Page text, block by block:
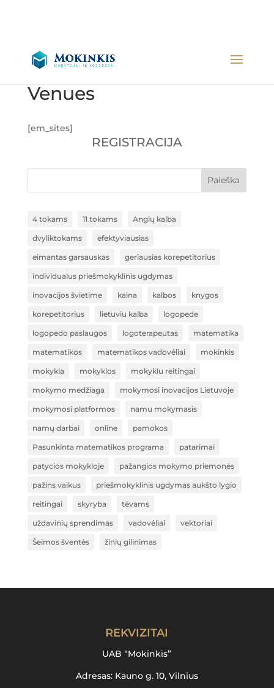
Venues
[em_sites]
REGISTRACIJA
Paieška
4 tokams 11 tokams Anglų kalba
dvyliktokams efektyviausias
eimantas garsauskas geriausias korepetitorius
individualus priešmokyklinis ugdymas
inovacijos švietime kaina kalbos knygos
korepetitorius lietuviu kalba logopede
logopedo paslaugos logoterapeutas matematika
matematikos matematikos vadovėliai mokinkis
mokykla mokyklos mokyklu reitingai
mokymo medžiaga mokymosi inovacijos Lietuvoje
mokymosi platformos namu mokymasis
namų darbai online pamokos
Pasunkinta matematikos programa patarimai
patycios mokykloje pažangios mokymo priemonės
pažins vaikus priešmokyklinis ugdymas aukšto lygio
reitingai skyryba tėvams
uždavinių sprendimas vadovėliai vektoriai
Šeimos šventės žinių gilinimas
REKVIZITAI
UAB “Mokinkis”
Adresas: Kauno g. 10, Vilnius